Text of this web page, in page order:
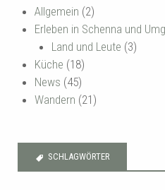
Allgemein (2)
Erleben in Schenna und
Land und Leute (3)
Küche (18)
News (45)
Wandern (21)
SCHLAGWÖRTER